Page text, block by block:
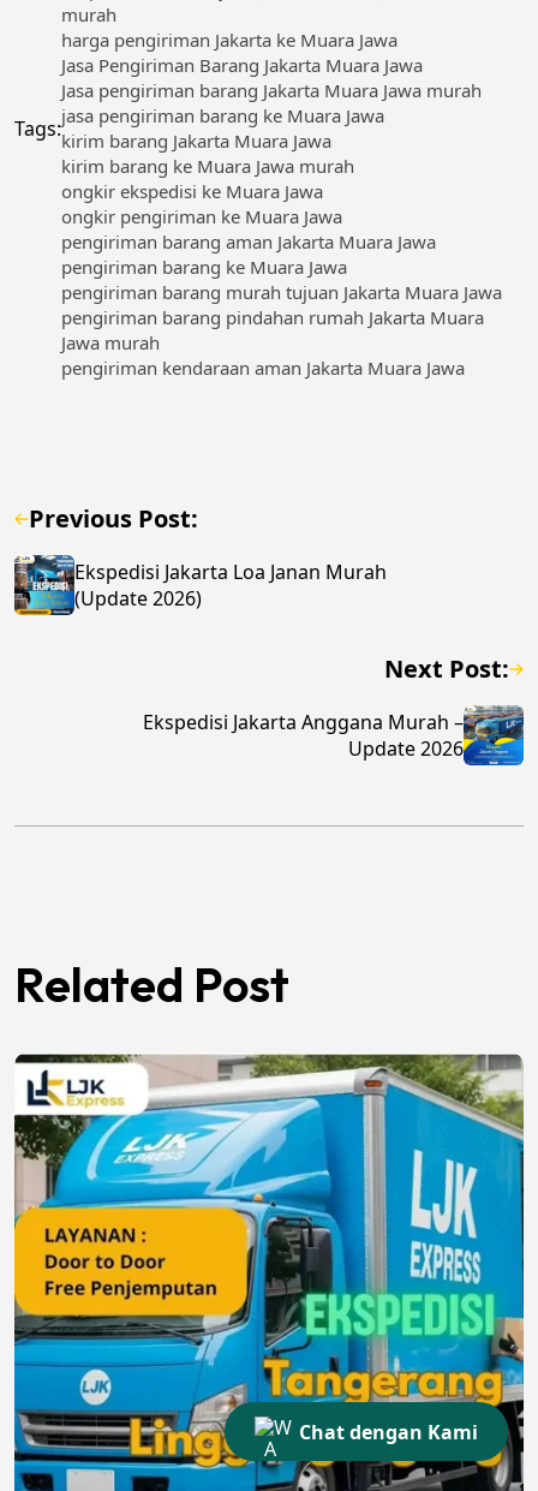
Tags:
murah
harga pengiriman Jakarta ke Muara Jawa
Jasa Pengiriman Barang Jakarta Muara Jawa
Jasa pengiriman barang Jakarta Muara Jawa murah
jasa pengiriman barang ke Muara Jawa
kirim barang Jakarta Muara Jawa
kirim barang ke Muara Jawa murah
ongkir ekspedisi ke Muara Jawa
ongkir pengiriman ke Muara Jawa
pengiriman barang aman Jakarta Muara Jawa
pengiriman barang ke Muara Jawa
pengiriman barang murah tujuan Jakarta Muara Jawa
pengiriman barang pindahan rumah Jakarta Muara
Jawa murah
pengiriman kendaraan aman Jakarta Muara Jawa
Previous Post:
Ekspedisi Jakarta Loa Janan Murah
(Update 2026)
Next Post:
Ekspedisi Jakarta Anggana Murah –
Update 2026
Related Post
Chat dengan Kami